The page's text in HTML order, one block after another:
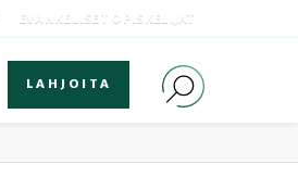
EVANKELISET OPISKELIJAT
LAHJOITA